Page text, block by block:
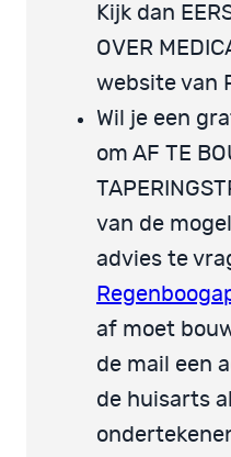
Kijk dan
OVER
website van
Wil je een
om AF TE
van de
advies te
af moet
de mail een
de huisarts